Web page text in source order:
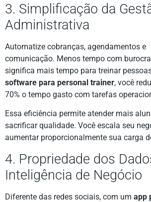
3. Simplificação da
Administrativa
Automatize cobranças, agendamentos e
comunicação. Menos tempo com
significa mais tempo para treinar
software para personal trainer, você
70% o tempo gasto com tarefas
Essa eficiência permite atender mais
sacrificar qualidade. Você escala seu
aumentar proporcionalmente sua carga
4. Propriedade dos
Inteligência de Negócio
Diferente das redes sociais, com um app